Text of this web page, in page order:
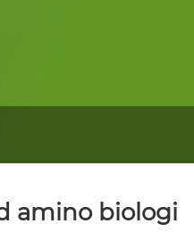
amino biologi